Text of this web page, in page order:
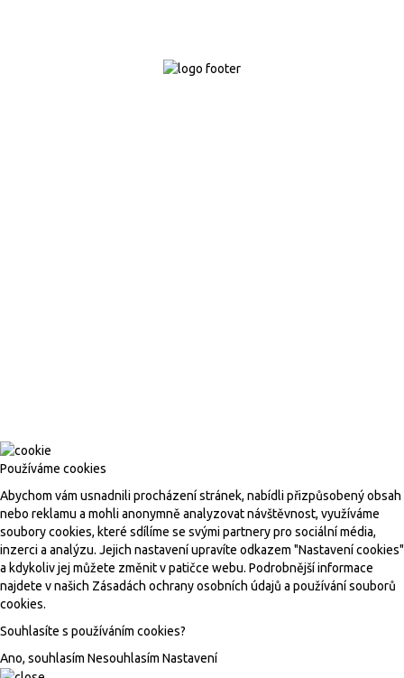
Používáme cookies
Abychom vám usnadnili procházení stránek, nabídli přizpůsobený obsah
nebo reklamu a mohli anonymně analyzovat návštěvnost, využíváme
soubory cookies, které sdílíme se svými partnery pro sociální média,
inzerci a analýzu. Jejich nastavení upravíte odkazem "Nastavení cookies"
a kdykoliv jej můžete změnit v patičce webu. Podrobnější informace
najdete v našich Zásadách ochrany osobních údajů a používání souborů
cookies.
Souhlasíte s používáním cookies?
Ano, souhlasím Nesouhlasím Nastavení